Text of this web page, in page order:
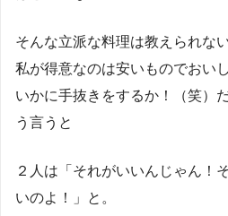
そんな立派な料理は教えられな
私が得意なのは安いものでおい
いかに手抜きをするか！（笑
う言うと
２人は「それがいいんじゃん！
いのよ！」と。